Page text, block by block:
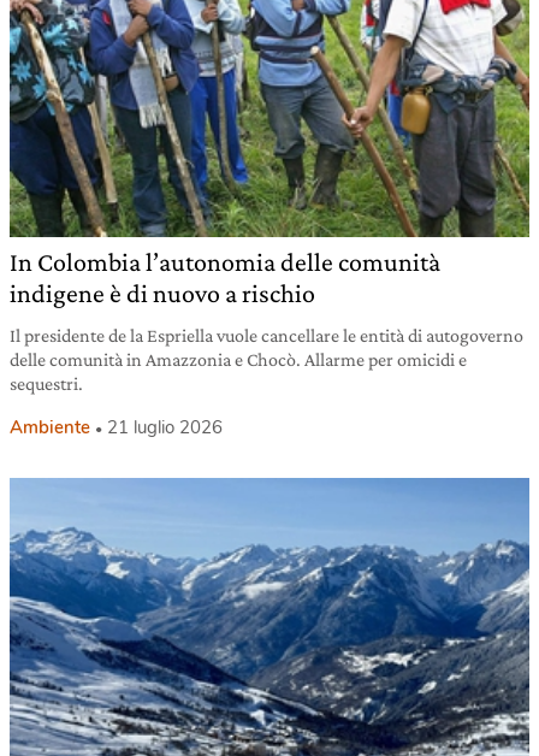
In Colombia l’autonomia delle comunità
indigene è di nuovo a rischio
Il presidente de la Espriella vuole cancellare le entità di autogoverno
delle comunità in Amazzonia e Chocò. Allarme per omicidi e
sequestri.
Ambiente 21 luglio 2026